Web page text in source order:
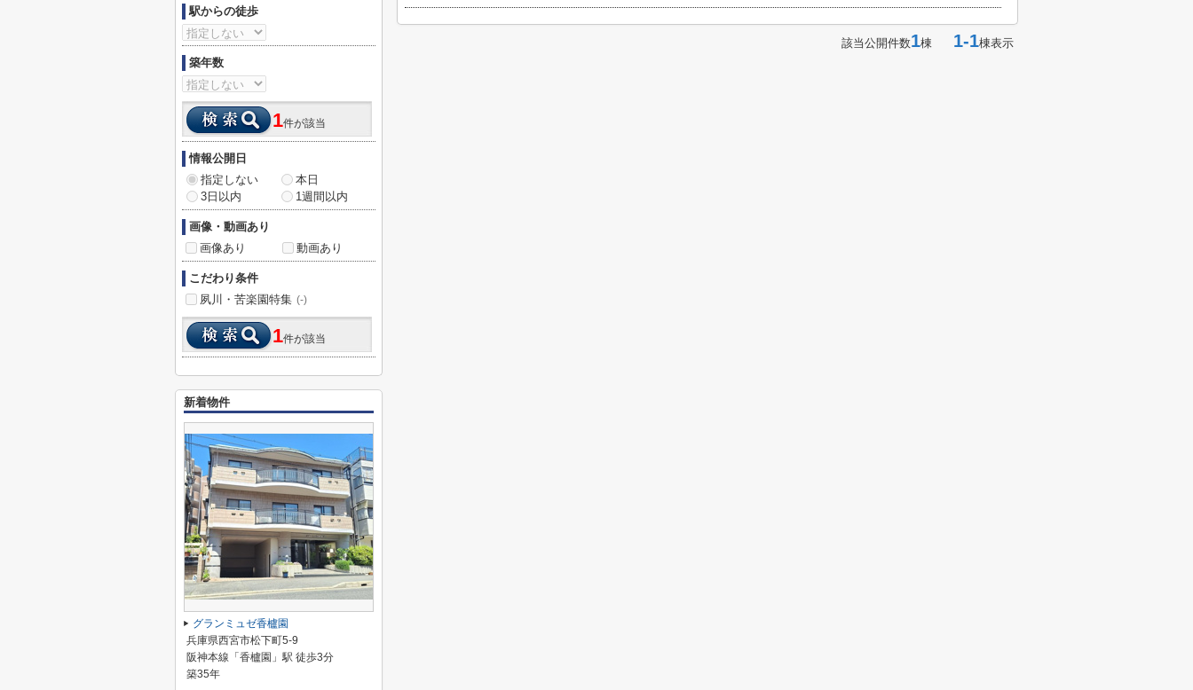
該当公開件数1棟 1-1棟表示
駅からの徒歩
築年数
1件が該当
情報公開日
指定しない
本日
3日以内
1週間以内
画像・動画あり
画像あり
動画あり
こだわり条件
夙川・苦楽園特集 (-)
1件が該当
新着物件
グランミュゼ香櫨園
兵庫県西宮市松下町5-9
阪神本線「香櫨園」駅 徒歩3分
築35年